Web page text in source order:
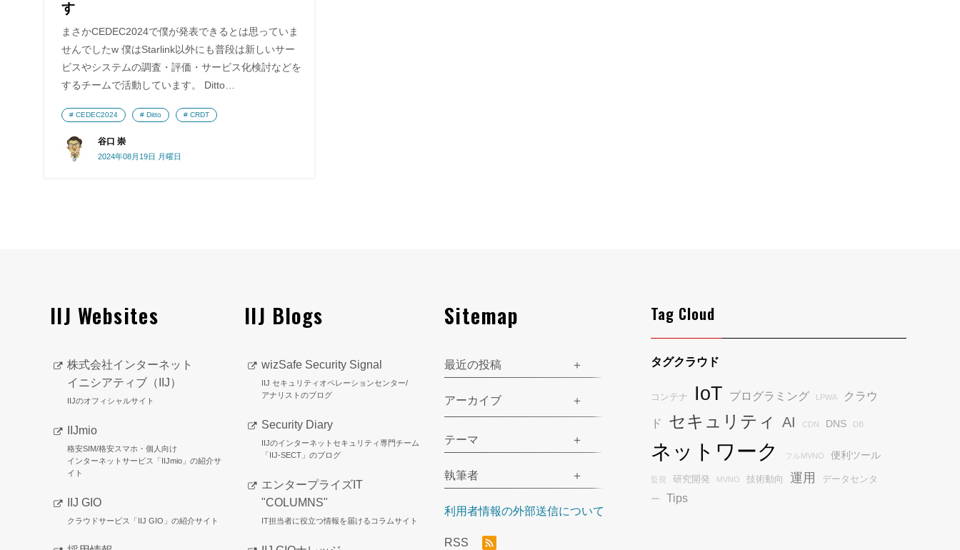
す
まさかCEDEC2024で僕が発表できるとは思っていま
せんでしたw 僕はStarlink以外にも普段は新しいサー
ビスやシステムの調査・評価・サービス化検討などを
するチームで活動しています。 Ditto…
谷口 崇
2024年08月19日 月曜日
CEDEC2024 Ditto CRDT
IIJ Websites
株式会社インターネット
イニシアティブ（IIJ）
IIJのオフィシャルサイト
IIJmio
格安SIM/格安スマホ・個人向け
インターネットサービス「IIJmio」の紹介サ
イト
IIJ GIO
クラウドサービス「IIJ GIO」の紹介サイト
IIJ Blogs
wizSafe Security Signal
IIJ セキュリティオペレーションセンター/
アナリストのブログ
Security Diary
IIJのインターネットセキュリティ専門チーム
「IIJ-SECT」のブログ
エンタープライズIT
"COLUMNS"
IT担当者に役立つ情報を届けるコラムサイト
Sitemap
最近の投稿
アーカイブ
テーマ
執筆者
利用者情報の外部送信について
RSS
Tag Cloud
タグクラウド
コンテナ IoT プログラミング LPWA クラウ
ド セキュリティ AI CDN DNS DB
ネットワーク フルMVNO 便利ツール
監視 研究開発 MVNO 技術動向 運用
データセンタ
ー
Tips